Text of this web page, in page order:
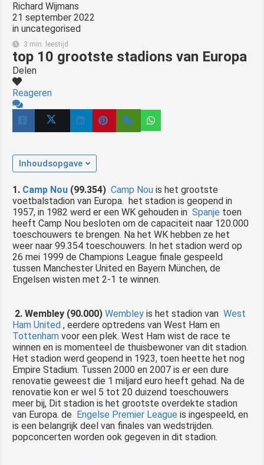
Richard Wijmans
21 september 2022
in uncategorised
3 min. leestijd
top 10 grootste stadions van Europa
Delen
Reageren
Inhoudsopgave
1. Camp Nou (99.354) Camp Nou is het grootste
voetbalstadion van Europa. het stadion is geopend in
1957, in 1982 werd er een WK gehouden in Spanje toen
heeft Camp Nou besloten om de capaciteit naar 120.000
toeschouwers te brengen. Na het WK hebben ze het
weer naar 99.354 toeschouwers. In het stadion werd op
26 mei 1999 de Champions League finale gespeeld
tussen Manchester United en Bayern München, de
Engelsen wisten met 2-1 te winnen.
2. Wembley (90.000) Wembley is het stadion van West
Ham United , eerdere optredens van West Ham en
Tottenham voor een plek. West Ham wist de race te
winnen en is momenteel de thuisbewoner van dit stadion.
Het stadion werd geopend in 1923, toen heette het nog
Empire Stadium. Tussen 2000 en 2007 is er een dure
renovatie geweest die 1 miljard euro heeft gehad. Na de
renovatie kon er wel 5 tot 20 duizend toeschouwers
meer bij, Dit stadion is het grootste overdekte stadion
van Europa. de Engelse Premier League is ingespeeld, en
is een belangrijk deel van finales van wedstrijden.
popconcerten worden ook gegeven in dit stadion.